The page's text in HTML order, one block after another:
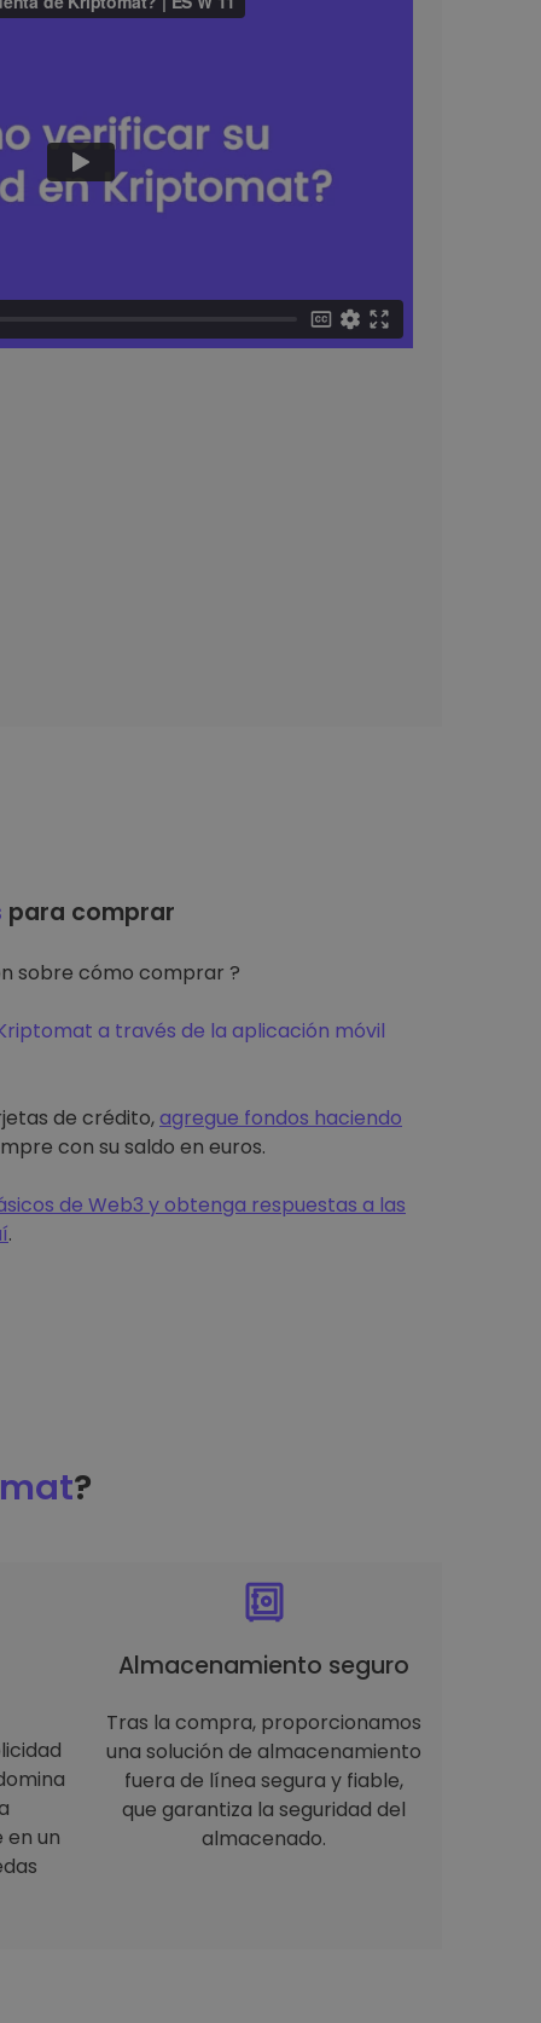
para comprar
sobre cómo comprar ?
a través de la aplicación móvil
de crédito,agregue fondos haciendo
con su saldo en euros.
de Web3 y obtenga respuestas a las
.
?
un
Almacenamiento seguro
Tras la compra, proporcionamos
una solución de almacenamiento
fuera de línea segura y fiable,
que garantiza la seguridad del
almacenado.